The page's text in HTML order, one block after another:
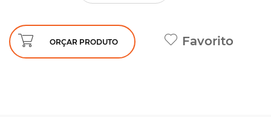
ORÇAR PRODUTO Favorito